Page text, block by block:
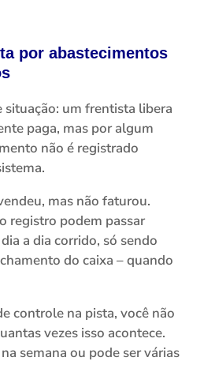
por abastecimentos
situação: um frentista libera
paga, mas por algum
não é registrado
mas não faturou.
registro podem passar
a dia corrido, só sendo
do caixa – quando
controle na pista, você não
vezes isso acontece.
semana ou pode ser várias